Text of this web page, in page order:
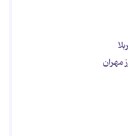
مهران